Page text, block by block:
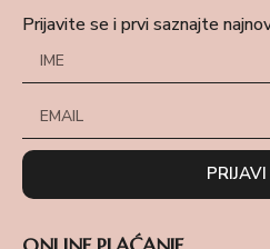
Prijavite se i prvi saznajte